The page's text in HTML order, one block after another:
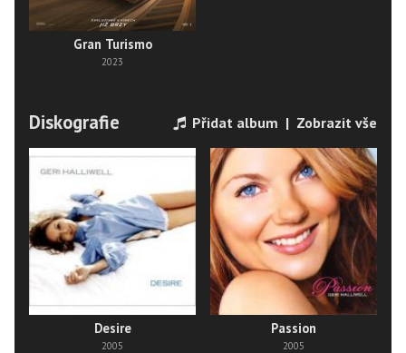
Gran Turismo
2023
Diskografie Přidat album | Zobrazit vše
Desire
2005
Passion
2005